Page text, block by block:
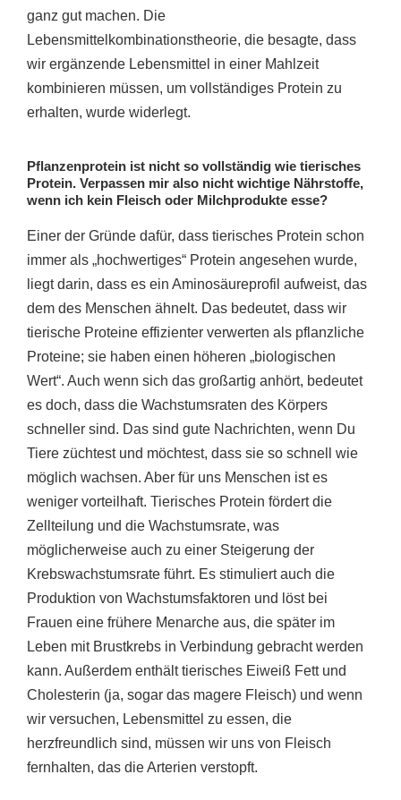
ganz gut machen. Die
Lebensmittelkombinationstheorie, die besagte, dass
wir ergänzende Lebensmittel in einer Mahlzeit
kombinieren müssen, um vollständiges Protein zu
erhalten, wurde widerlegt.
Pflanzenprotein ist nicht so vollständig wie tierisches
Protein. Verpassen mir also nicht wichtige Nährstoffe,
wenn ich kein Fleisch oder Milchprodukte esse?
Einer der Gründe dafür, dass tierisches Protein schon
immer als „hochwertiges“ Protein angesehen wurde,
liegt darin, dass es ein Aminosäureprofil aufweist, das
dem des Menschen ähnelt. Das bedeutet, dass wir
tierische Proteine ​​effizienter verwerten als pflanzliche
Proteine; sie haben einen höheren „biologischen
Wert“. Auch wenn sich das großartig anhört, bedeutet
es doch, dass die Wachstumsraten des Körpers
schneller sind. Das sind gute Nachrichten, wenn Du
Tiere züchtest und möchtest, dass sie so schnell wie
möglich wachsen. Aber für uns Menschen ist es
weniger vorteilhaft. Tierisches Protein fördert die
Zellteilung und die Wachstumsrate, was
möglicherweise auch zu einer Steigerung der
Krebswachstumsrate führt. Es stimuliert auch die
Produktion von Wachstumsfaktoren und löst bei
Frauen eine frühere Menarche aus, die später im
Leben mit Brustkrebs in Verbindung gebracht werden
kann. Außerdem enthält tierisches Eiweiß Fett und
Cholesterin (ja, sogar das magere Fleisch) und wenn
wir versuchen, Lebensmittel zu essen, die
herzfreundlich sind, müssen wir uns von Fleisch
fernhalten, das die Arterien verstopft.